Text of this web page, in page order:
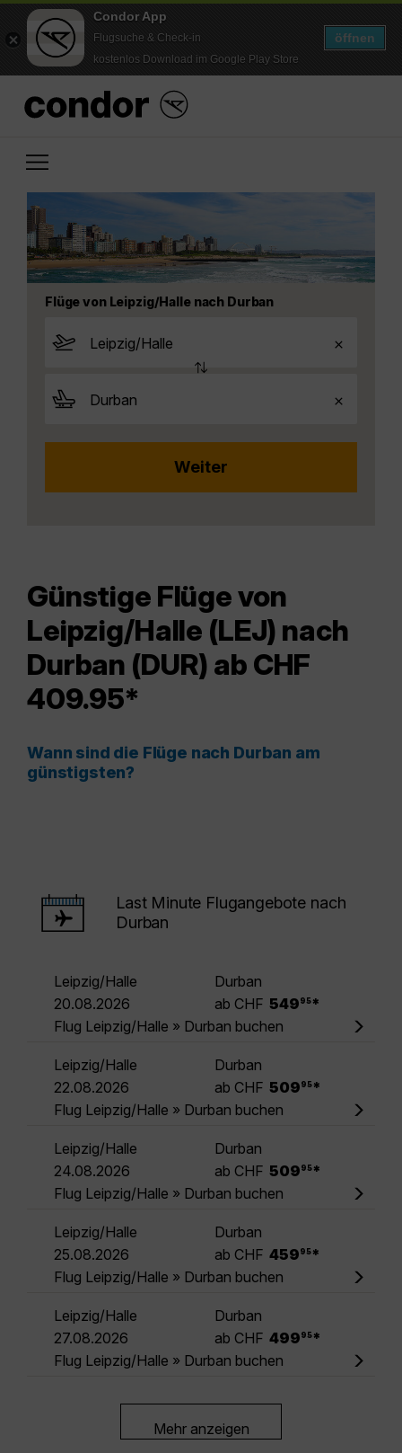
Condor App
Flugsuche & Check-in
kostenlos Download im Google Play Store
öffnen
Flüge von Leipzig/Halle nach Durban
Günstige Flüge von
Leipzig/Halle (LEJ) nach
Durban (DUR) ab CHF
409.95*
Wann sind die Flüge nach Durban am
günstigsten?
Last Minute Flugangebote nach
Durban
Leipzig/Halle
Durban
20.08.2026
ab CHF 549 95 *
Flug Leipzig/Halle » Durban buchen
Leipzig/Halle
Durban
22.08.2026
ab CHF 509 95 *
Flug Leipzig/Halle » Durban buchen
Leipzig/Halle
Durban
24.08.2026
ab CHF 509 95 *
Flug Leipzig/Halle » Durban buchen
Leipzig/Halle
Durban
25.08.2026
ab CHF 459 95 *
Flug Leipzig/Halle » Durban buchen
Leipzig/Halle
Durban
27.08.2026
ab CHF 499 95 *
Flug Leipzig/Halle » Durban buchen
Mehr anzeigen